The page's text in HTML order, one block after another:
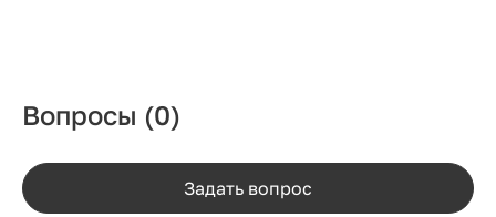
Вопросы (0)
Задать вопрос